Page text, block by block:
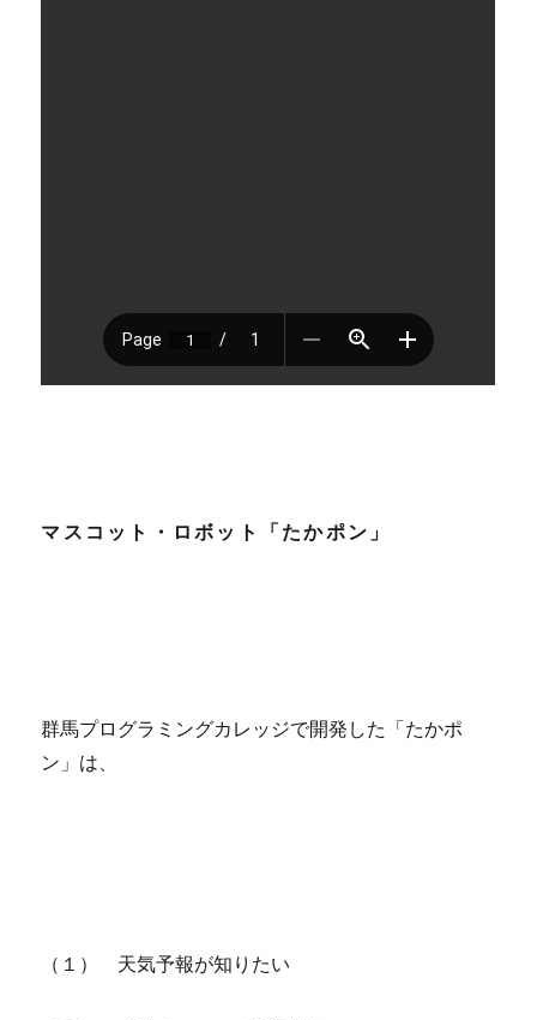
マスコット・ロボット「たかポン」
群馬プログラミングカレッジで開発した「たかポ
ン」は、
（１） 天気予報が知りたい